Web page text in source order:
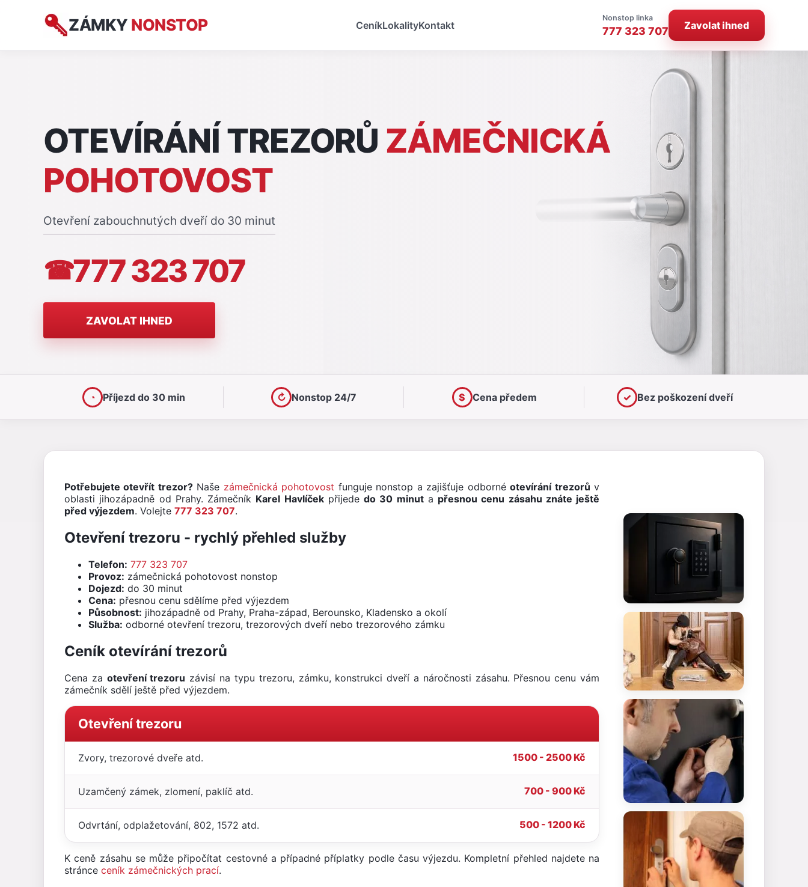
ZÁMKY NONSTOP CeníkLokalityKontakt
Nonstop linka
777 323 707 Zavolat ihned
OTEVÍRÁNÍ TREZORŮ ZÁMEČNICKÁ
POHOTOVOST
Otevření zabouchnutých dveří do 30 minut
☎777 323 707
ZAVOLAT IHNED
◔ Příjezd do 30 min ↻ Nonstop 24/7 $ Cena předem ✓ Bez poškození dveří
Potřebujete otevřít trezor?Naše zámečnická pohotovost funguje nonstop a zajišťuje odbornéotevírání trezorů v
oblasti jihozápadně od Prahy. Zámečník Karel Havlíčekpřijede do 30 minuta přesnou cenu zásahu znáte ještě
před výjezdem. Volejte 777 323 707.
Otevření trezoru - rychlý přehled služby
Telefon: 777 323 707
Provoz: zámečnická pohotovost nonstop
Dojezd: do 30 minut
Cena: přesnou cenu sdělíme před výjezdem
Působnost: jihozápadně od Prahy, Praha-západ, Berounsko, Kladensko a okolí
Služba: odborné otevření trezoru, trezorových dveří nebo trezorového zámku
Ceník otevírání trezorů
Cena za otevření trezoru závisí na typu trezoru, zámku, konstrukci dveří a náročnosti zásahu. Přesnou cenu vám
zámečník sdělí ještě před výjezdem.
Otevření trezoru
Zvory, trezorové dveře atd. 1500 - 2500 Kč
Uzamčený zámek, zlomení, paklíč atd. 700 - 900 Kč
Odvrtání, odplažetování, 802, 1572 atd. 500 - 1200 Kč
K ceně zásahu se může připočítat cestovné a případné příplatky podle času výjezdu. Kompletní přehled najdete na
stránce ceník zámečnických prací.